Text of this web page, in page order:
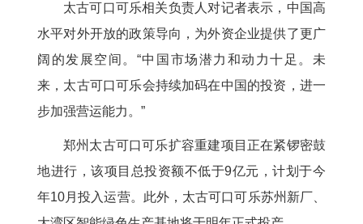
太古可口可乐相关负责人对记者表示，中国高
水平对外开放的政策导向，为外资企业提供了更广
阔的发展空间。“中国市场潜力和动力十足。未
来，太古可口可乐会持续加码在中国的投资，进一
步加强营运能力。”
郑州太古可口可乐扩容重建项目正在紧锣密鼓
地进行，该项目总投资额不低于9亿元，计划于今
年10月投入运营。此外，太古可口可乐苏州新厂、